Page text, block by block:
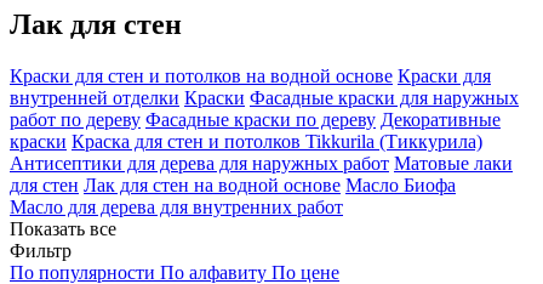
Лак для стен
Краски для стен и потолков на водной основе Краски для
внутренней отделки Краски Фасадные краски для наружных
работ по дереву Фасадные краски по дереву Декоративные
краски Краска для стен и потолков Tikkurila (Тиккурила)
Антисептики для дерева для наружных работ Матовые лаки
для стен Лак для стен на водной основе Масло Биофа
Масло для дерева для внутренних работ
Показать все
Фильтр
По популярности По алфавиту По цене